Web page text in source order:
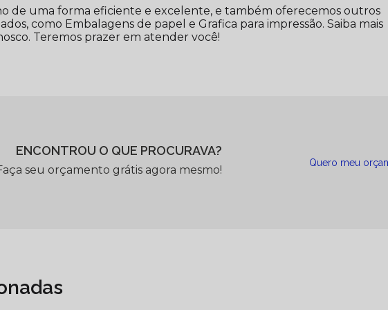
de uma forma eficiente e excelente, e também oferecemos outros
como Embalagens de papel e Grafica para impressão. Saiba mais
Teremos prazer em atender você!
ENCONTROU O QUE PROCURAVA?
seu orçamento grátis agora mesmo!
Quero meu